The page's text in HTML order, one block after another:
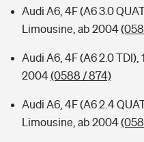
Audi A6, 4F (A6 3.0
Limousine, ab 2004
Audi A6, 4F (A6 2.0
2004(0588 / 874)
Audi A6, 4F (A6 2.4
Limousine, ab 2004